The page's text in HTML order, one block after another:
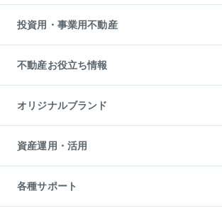
English 繁体中文簡体中文
不動産売却の流れ
不動産買換えの流れ
売却ガイド
借りるガイド
マンション賃料データ
賃貸管理プラン
リロケーションについて
貸すガイド
投資用・事業用不動産
事業用不動産
マンション投資
投資用マンション
アパート経営
収益物件
ビル購入（ビル一棟）
投資用不動産の売却査定
事業用不動産の売却査定
不動産お役立ち情報
マンションライブラリー
人気マンションランキング
暮らしに役立つ不動産メディア
不動産相場・不動産価格情報
不動産コラム・ニュース
不動産用語集
不動産なんでもネット相談室
住まいの税金
オリジナルブランド
一棟リノベーションマンション
L`GENTE（ルジェンテ）
区分リノベーションマンション
投資用一棟レジデンスWELL
資産運用・活用
不動産M&A
アセットマネジメント・出資
各種サポート